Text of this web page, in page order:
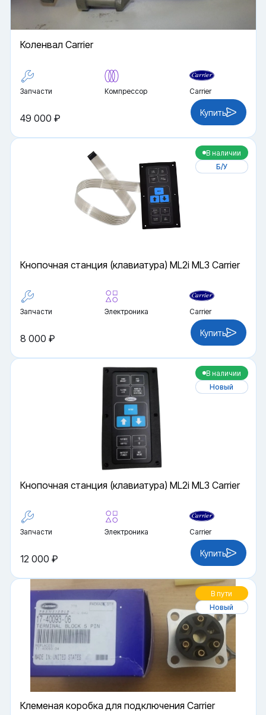
Коленвал Carrier
Запчасти Компрессор Carrier
49 000 ₽ Купить
В наличии
Б/У
Кнопочная станция (клавиатура) ML2i ML3 Carrier
Запчасти Электроника Carrier
8 000 ₽ Купить
В наличии
Новый
Кнопочная станция (клавиатура) ML2i ML3 Carrier
Запчасти Электроника Carrier
12 000 ₽ Купить
В пути
Новый
Клеменая коробка для подключения Carrier